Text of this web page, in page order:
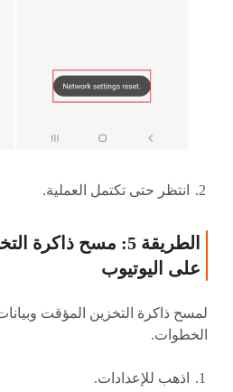
انتظر حتى تكتمل العملية.
الطريقة 5: مسح
على اليوتيوب
لمسح ذاكرة التخزين المؤقت
الخطوات.
اذهب للإعدادات.